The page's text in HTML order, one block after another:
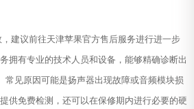
议前往天津苹果官方售后服务进行进一步
拥有专业的技术人员和设备，能够精确诊断出
常见原因可能是扬声器出现故障或音频模块损
供免费检测，还可以在保修期内进行必要的硬